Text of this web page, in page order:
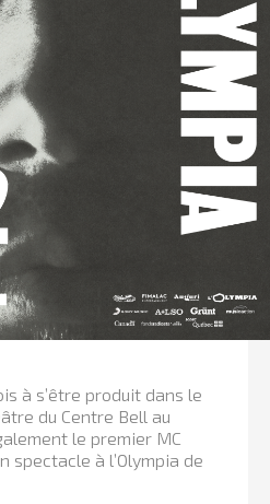
à s’être produit dans le
du Centre Bell au
le premier MC
spectacle à l’Olympia de